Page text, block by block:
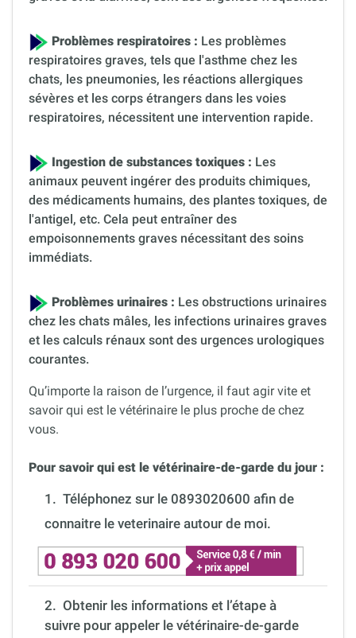
Problèmes respiratoires : Les problèmes
respiratoires graves, tels que l'asthme chez les
chats, les pneumonies, les réactions allergiques
sévères et les corps étrangers dans les voies
respiratoires, nécessitent une intervention rapide.
Ingestion de substances toxiques : Les
animaux peuvent ingérer des produits chimiques,
des médicaments humains, des plantes toxiques, de
l'antigel, etc. Cela peut entraîner des
empoisonnements graves nécessitant des soins
immédiats.
Problèmes urinaires : Les obstructions urinaires
chez les chats mâles, les infections urinaires graves
et les calculs rénaux sont des urgences urologiques
courantes.
Qu’importe la raison de l’urgence, il faut agir vite et
savoir qui est le vétérinaire le plus proche de chez
vous.
Pour savoir qui est le vétérinaire-de-garde du jour :
1. Téléphonez sur le 0893020600 afin de
connaitre le veterinaire autour de moi.
2. Obtenir les informations et l’étape à
suivre pour appeler le vétérinaire-de-garde